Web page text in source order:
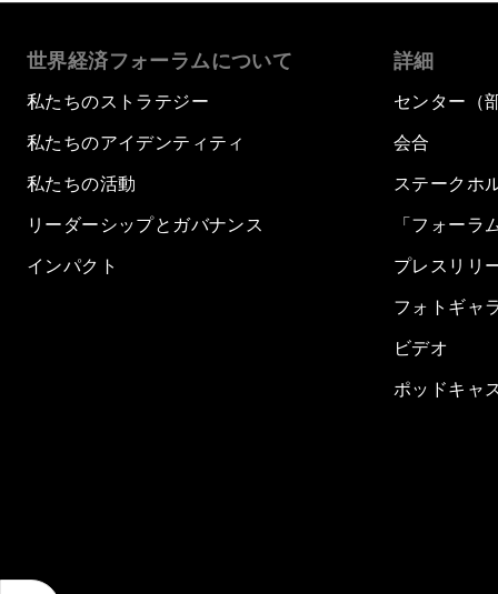
世界経済フォーラムについて
私たちのストラテジー
私たちのアイデンティティ
私たちの活動
リーダーシップとガバナンス
インパクト
詳細
センター（
会合
ステークホ
「フォーラ
プレスリリ
フォトギャ
ビデオ
ポッドキャ